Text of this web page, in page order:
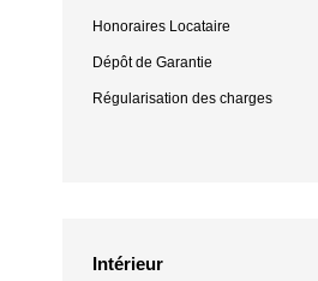
Honoraires Locataire
Dépôt de Garantie
Régularisation des charges
Intérieur